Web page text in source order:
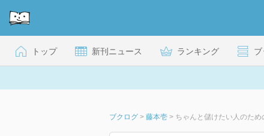
トップ 新刊ニュース ランキング ブ
ブクログ > 藤本壱 > ちゃんと儲けたい人のた